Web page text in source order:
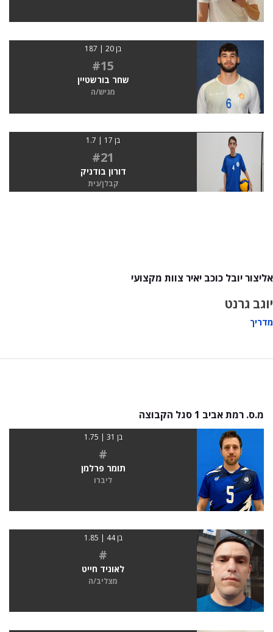
בן 20 | 187
#15
שחר בורשטיין
מגיש/ה
בן 17 | 1.7
#21
דורון בודניק
קבלן/נית
אליצור יובל כוכב יאיר צוות מקצועי
יוגב גרנט
מדריך
מ.ס. רמת אביב 1 סגל הקבוצה
בן 31 | 1.75
#
תומר פרלמן
ליברו
בן 44 | 1.85
#
לאוניד חייט
מצליב/ה